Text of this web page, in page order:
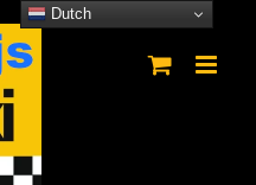
Dutch